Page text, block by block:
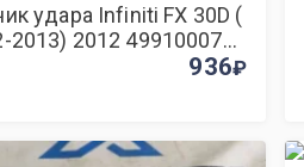
удара Infiniti FX 30D (
2013) 2012 4991000780
936